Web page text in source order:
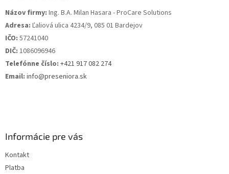
Názov firmy: Ing. B.A. Milan Hasara - ProCare Solutions
Adresa: Ľaliová ulica 4234/9, 085 01 Bardejov
IČO: 57241040
DIČ: 1086096946
Telefónne číslo: +421 917 082 274
Email: info@preseniora.sk
Informácie pre vás
Kontakt
Platba